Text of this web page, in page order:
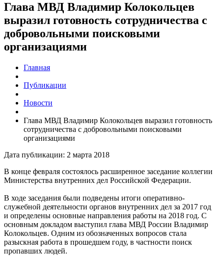
Глава МВД Владимир Колокольцев
выразил готовность сотрудничества с
добровольными поисковыми
организациями
Главная
Публикации
Новости
Глава МВД Владимир Колокольцев выразил готовность
сотрудничества с добровольными поисковыми
организациями
Дата публикации: 2 марта 2018
В конце февраля состоялось расширенное заседание коллегии
Министерства внутренних дел Российской Федерации.
В ходе заседания были подведены итоги оперативно-
служебной деятельности органов внутренних дел за 2017 год
и определены основные направления работы на 2018 год. С
основным докладом выступил глава МВД России Владимир
Колокольцев. Одним из обозначенных вопросов стала
разыскная работа в прошедшем году, в частности поиск
пропавших людей.